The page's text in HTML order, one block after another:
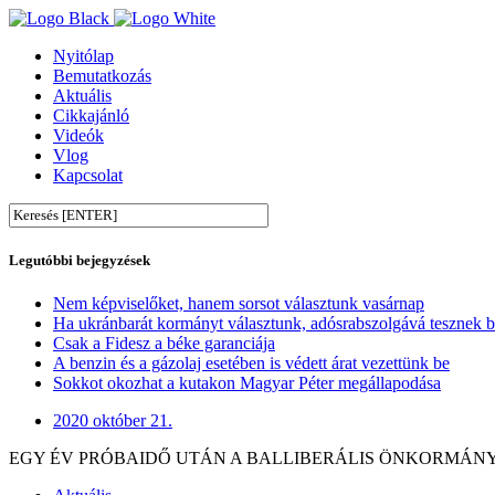
Nyitólap
Bemutatkozás
Aktuális
Cikkajánló
Videók
Vlog
Kapcsolat
Legutóbbi bejegyzések
Nem képviselőket, hanem sorsot választunk vasárnap
Ha ukránbarát kormányt választunk, adósrabszolgává tesznek
Csak a Fidesz a béke garanciája
A benzin és a gázolaj esetében is védett árat vezettünk be
Sokkot okozhat a kutakon Magyar Péter megállapodása
2020 október 21.
EGY ÉV PRÓBAIDŐ UTÁN A BALLIBERÁLIS